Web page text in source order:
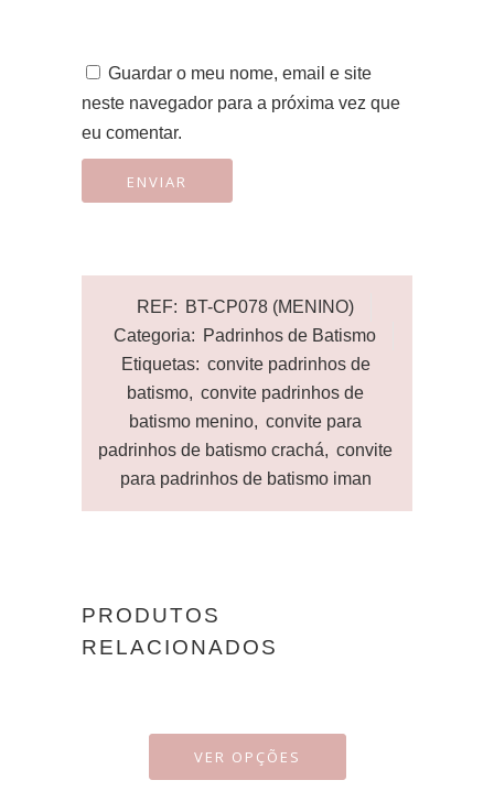
Guardar o meu nome, email e site
neste navegador para a próxima vez que
eu comentar.
REF: BT-CP078 (MENINO)
Categoria: Padrinhos de Batismo
Etiquetas: convite padrinhos de
batismo, convite padrinhos de
batismo menino, convite para
padrinhos de batismo crachá, convite
para padrinhos de batismo iman
PRODUTOS
RELACIONADOS
VER OPÇÕES